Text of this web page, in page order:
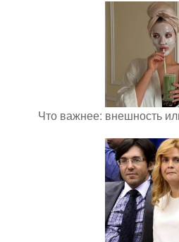
Что важнее: внешность